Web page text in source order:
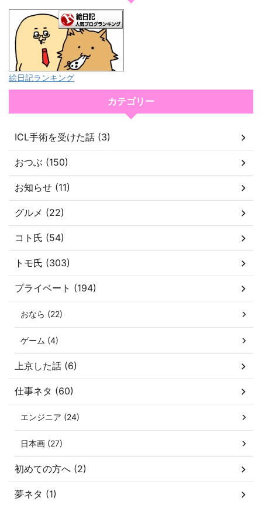
絵日記ランキング
カテゴリー
ICL手術を受けた話 (3)
おつぶ (150)
お知らせ (11)
グルメ (22)
コト氏 (54)
トモ氏 (303)
プライベート (194)
おなら (22)
ゲーム (4)
上京した話 (6)
仕事ネタ (60)
エンジニア (24)
日本画 (27)
初めての方へ (2)
夢ネタ (1)